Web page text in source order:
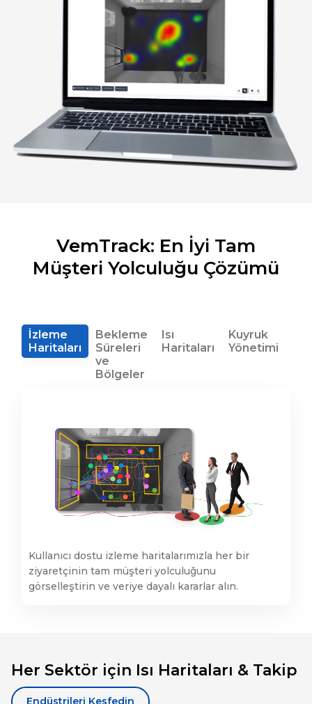
VemTrack: En İyi Tam
Müşteri Yolculuğu Çözümü
İzleme
Haritaları
Bekleme
Süreleri
ve
Bölgeler
Isı
Haritaları
Kuyruk
Yönetimi
Kullanıcı dostu izleme haritalarımızla her bir
ziyaretçinin tam müşteri yolculuğunu
görselleştirin ve veriye dayalı kararlar alın.
Her Sektör için Isı Haritaları & Takip
Endüstrileri Keşfedin